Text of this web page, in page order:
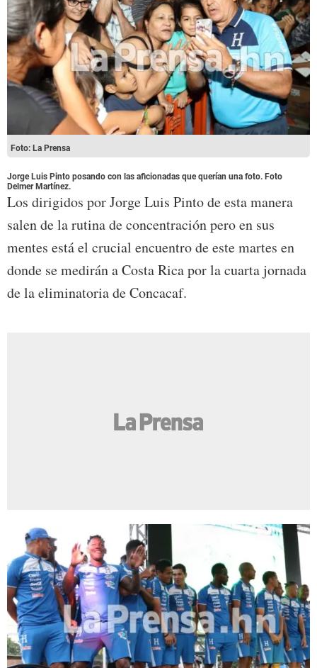
Foto: La Prensa
Jorge Luis Pinto posando con las aficionadas que querían una foto. Foto
Delmer Martínez.
Los dirigidos por Jorge Luis Pinto de esta manera
salen de la rutina de concentración pero en sus
mentes está el crucial encuentro de este martes en
donde se medirán a Costa Rica por la cuarta jornada
de la eliminatoria de Concacaf.